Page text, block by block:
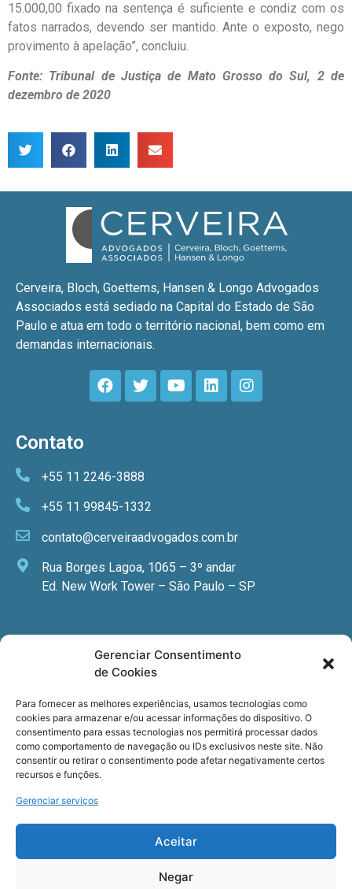
Gerenciar Consentimento
de Cookies
Para fornecer as melhores experiências, usamos tecnologias como
cookies para armazenar e/ou acessar informações do dispositivo. O
consentimento para essas tecnologias nos permitirá processar dados
como comportamento de navegação ou IDs exclusivos neste site. Não
consentir ou retirar o consentimento pode afetar negativamente certos
recursos e funções.
Gerenciar serviços
Aceitar
Negar
15.000,00 fixado na sentença é suficiente e condiz com os
fatos narrados, devendo ser mantido. Ante o exposto, nego
provimento à apelação”, concluiu.
Fonte: Tribunal de Justiça de Mato Grosso do Sul, 2 de
dezembro de 2020
Cerveira, Bloch, Goettems, Hansen & Longo Advogados
Associados está sediado na Capital do Estado de São
Paulo e atua em todo o território nacional, bem como em
demandas internacionais.
Contato
+55 11 2246-3888
+55 11 99845-1332
contato@cerveiraadvogados.com.br
Rua Borges Lagoa, 1065 – 3º andar
Ed. New Work Tower – São Paulo – SP
Newsletter
especializadas, cursos e eventos?
Registre seu email.
Termos de usoe aPolítica de privacidade